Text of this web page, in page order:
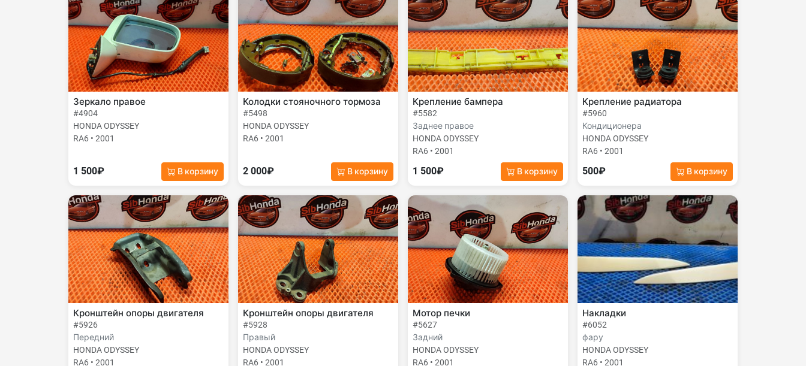
Зеркало правое
#4904
HONDA ODYSSEY
RA6 • 2001
1 500₽ В корзину
Колодки стояночного тормоза
#5498
HONDA ODYSSEY
RA6 • 2001
2 000₽ В корзину
Крепление бампера
#5582
Заднее правое
HONDA ODYSSEY
RA6 • 2001
1 500₽ В корзину
Крепление радиатора
#5960
Кондиционера
HONDA ODYSSEY
RA6 • 2001
500₽ В корзину
Кронштейн опоры двигателя
#5926
Передний
HONDA ODYSSEY
RA6 • 2001
Кронштейн опоры двигателя
#5928
Правый
HONDA ODYSSEY
RA6 • 2001
Мотор печки
#5627
Задний
HONDA ODYSSEY
RA6 • 2001
Накладки
#6052
фару
HONDA ODYSSEY
RA6 • 2001